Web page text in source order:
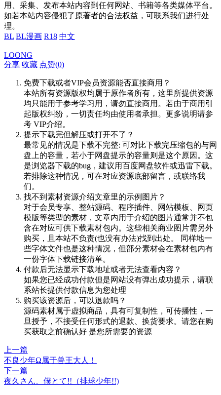
用、采集、发布本站内容到任何网站、书籍等各类媒体平台。
如若本站内容侵犯了原著者的合法权益，可联系我们进行处
理。
BL BL漫画 R18 中文
LOONG
分享 收藏 点赞(0)
免费下载或者VIP会员资源能否直接商用？
本站所有资源版权均属于原作者所有，这里所提供资源
均只能用于参考学习用，请勿直接商用。若由于商用引
起版权纠纷，一切责任均由使用者承担。更多说明请参
考 VIP介绍。
提示下载完但解压或打开不了？
最常见的情况是下载不完整: 可对比下载完压缩包的与网
盘上的容量，若小于网盘提示的容量则是这个原因。这
是浏览器下载的bug，建议用百度网盘软件或迅雷下载。
若排除这种情况，可在对应资源底部留言，或联络我
们。
找不到素材资源介绍文章里的示例图片？
对于会员专享、整站源码、程序插件、网站模板、网页
模版等类型的素材，文章内用于介绍的图片通常并不包
含在对应可供下载素材包内。这些相关商业图片需另外
购买，且本站不负责(也没有办法)找到出处。 同样地一
些字体文件也是这种情况，但部分素材会在素材包内有
一份字体下载链接清单。
付款后无法显示下载地址或者无法查看内容？
如果您已经成功付款但是网站没有弹出成功提示，请联
系站长提供付款信息为您处理
购买该资源后，可以退款吗？
源码素材属于虚拟商品，具有可复制性，可传播性，一
旦授予，不接受任何形式的退款、换货要求。请您在购
买获取之前确认好 是您所需要的资源
上一篇
不良少年Ω属于兽王大人！
下一篇
夜久さん、僕とて!!（排球少年!!)